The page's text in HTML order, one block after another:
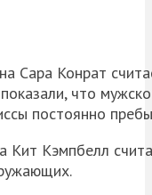
Сара Конрат
что
постоянно
Кит Кэмпбелл